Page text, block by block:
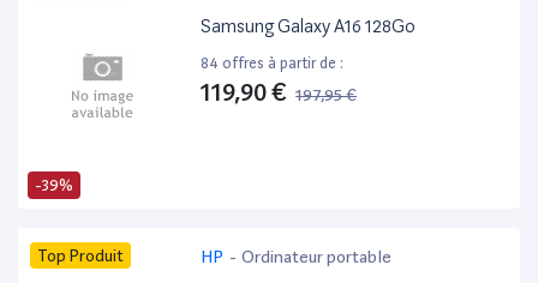
-39%
Samsung Galaxy A16 128Go
84 offres à partir de :
119,90 € 197,95 €
Top Produit HP - Ordinateur portable